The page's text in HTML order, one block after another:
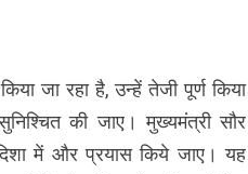
जा रहा है, उन्हें तेजी पूर्ण किया
की जाए। मुख्यमंत्री सौर
में और प्रयास किये जाए। यह